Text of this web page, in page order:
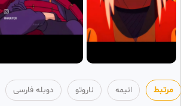
152
HD
دوبله فارسی
153
0:22:58 HD
انیمه
۳ هفته پیش
مرتبط انیمه ناروتو دوبله فارسی